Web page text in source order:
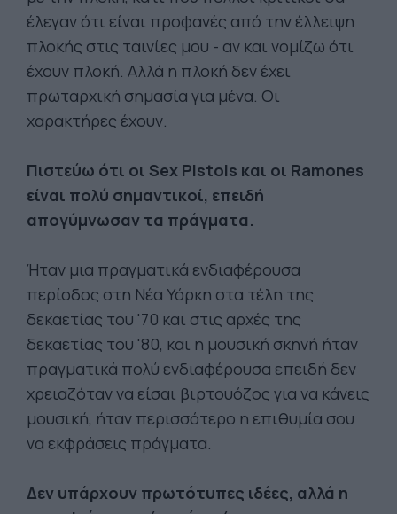
έλεγαν ότι είναι προφανές από την έλλειψη
πλοκής στις ταινίες μου - αν και νομίζω ότι
έχουν πλοκή. Αλλά η πλοκή δεν έχει
πρωταρχική σημασία για μένα. Οι
χαρακτήρες έχουν.
Πιστεύω ότι οι Sex Pistols και οι Ramones
είναι πολύ σημαντικοί, επειδή
απογύμνωσαν τα πράγματα.
Ήταν μια πραγματικά ενδιαφέρουσα
περίοδος στη Νέα Υόρκη στα τέλη της
δεκαετίας του '70 και στις αρχές της
δεκαετίας του '80, και η μουσική σκηνή ήταν
πραγματικά πολύ ενδιαφέρουσα επειδή δεν
χρειαζόταν να είσαι βιρτουόζος για να κάνεις
μουσική, ήταν περισσότερο η επιθυμία σου
να εκφράσεις πράγματα.
Δεν υπάρχουν πρωτότυπες ιδέες, αλλά η